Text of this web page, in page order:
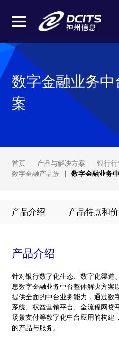
数字金融业务
案
首页 产品与解决方案
银行行
数字金融产品族
数字金融业务
产品介绍 产品特点和
产品介绍
针对银行数字化生态、数字化渠道
息数字金融业务中台整体解决方案
提供全面的中台业务能力，通过数
系统、权益营销平台、全流程网贷
场景支付等数字化中台应用的构建
的产品与服务。